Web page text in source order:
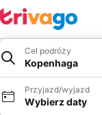
Cel podróży
Kopenhaga
Przyjazd/wyjazd
Wybierz daty